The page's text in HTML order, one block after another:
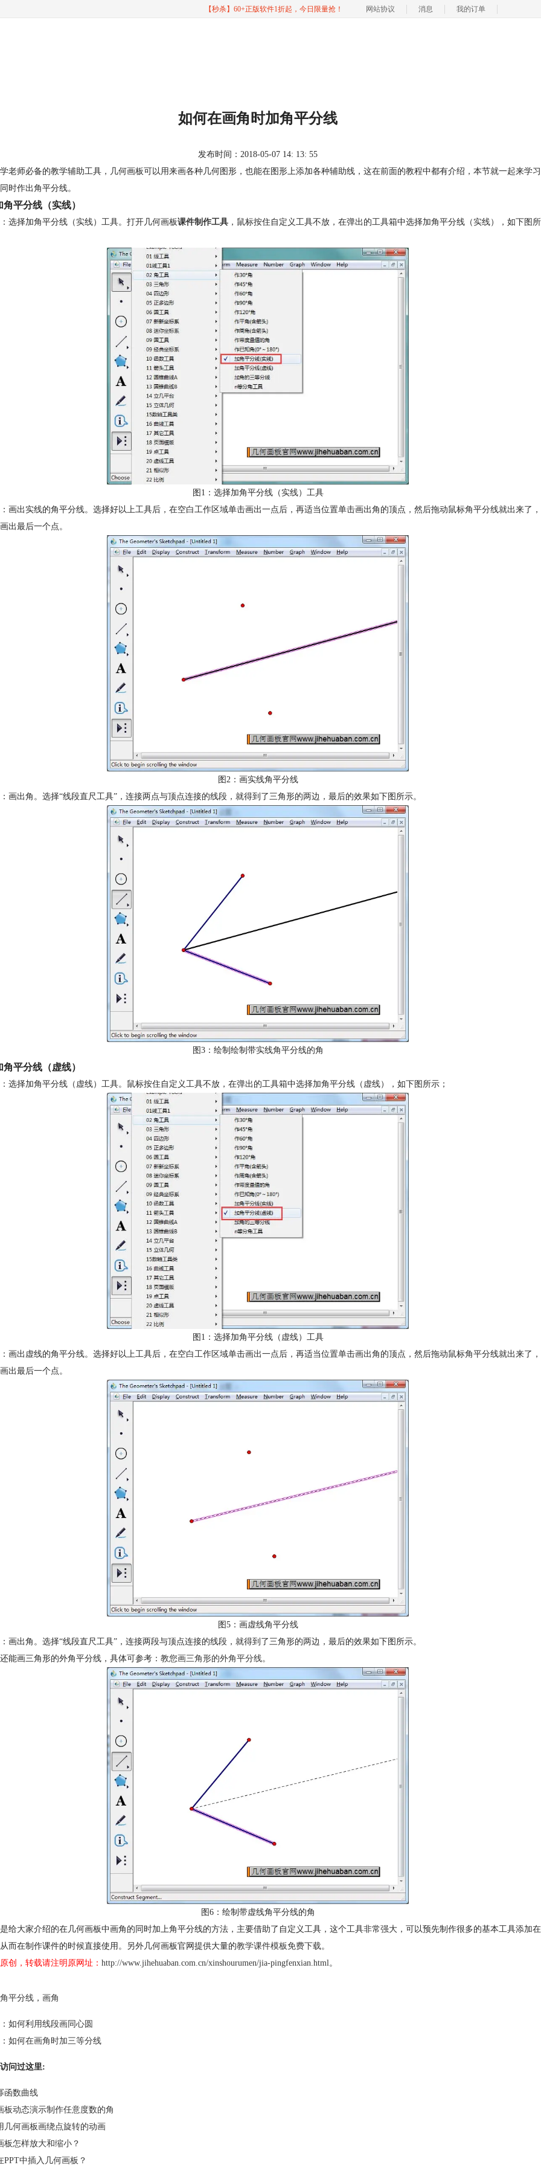
【秒杀】60+正版软件1折起，今日限量抢！ 网站协议 消息 我的订单
如何在画角时加角平分线
发布时间：2018-05-07 14: 13: 55
老师必备的教学辅助工具，几何画板可以用来画各种几何图形，也能在图形上添加各种辅助线，这在前面的教程中都有介绍，本节就一起来学习
时作出角平分线。
角平分线（实线）
选择加角平分线（实线）工具。打开几何画板课件制作工具 ，鼠标按住自定义工具不放，在弹出的工具箱中选择加角平分线（实线），如下图所
图1：选择加角平分线（实线）工具
画出实线的角平分线。选择好以上工具后，在空白工作区域单击画出一点后，再适当位置单击画出角的顶点，然后拖动鼠标角平分线就出来了，
出最后一个点。
图2：画实线角平分线
画出角。选择“线段直尺工具”，连接两点与顶点连接的线段，就得到了三角形的两边，最后的效果如下图所示。
图3：绘制绘制带实线角平分线的角
角平分线（虚线）
选择加角平分线（虚线）工具。鼠标按住自定义工具不放，在弹出的工具箱中选择加角平分线（虚线），如下图所示；
图1：选择加角平分线（虚线）工具
画出虚线的角平分线。选择好以上工具后，在空白工作区域单击画出一点后，再适当位置单击画出角的顶点，然后拖动鼠标角平分线就出来了，
出最后一个点。
图5：画虚线角平分线
画出角。选择“线段直尺工具”，连接两段与顶点连接的线段，就得到了三角形的两边，最后的效果如下图所示。
能画三角形的外角平分线，具体可参考： 教您画三角形的外角平分线。
图6：绘制带虚线角平分线的角
给大家介绍的在几何画板中画角的同时加上角平分线的方法，主要借助了自定义工具，这个工具非常强大，可以预先制作很多的基本工具添加在
而在制作课件的时候直接使用。另外几何画板官网提供大量的教学课件模板免费下载 。
创，转载请注明原网址： http://www.jihehuaban.com.cn/xinshourumen/jia-pingfenxian.html 。
角平分线 ， 画角
如何利用线段画同心圆
如何在画角时加三等分线
问过这里:
函数曲线
板动态演示制作任意度数的角
几何画板画绕点旋转的动画
板怎样放大和缩小？
PPT中插入几何画板？